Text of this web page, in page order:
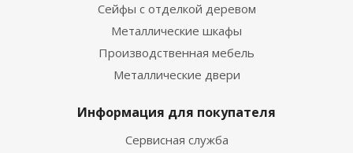
Сейфы с отделкой деревом
Металлические шкафы
Производственная мебель
Металлические двери
Информация для покупателя
Сервисная служба